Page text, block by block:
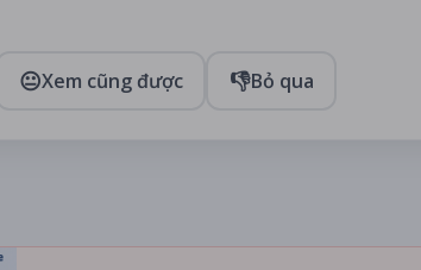
😐Xem cũng được 👎Bỏ qua